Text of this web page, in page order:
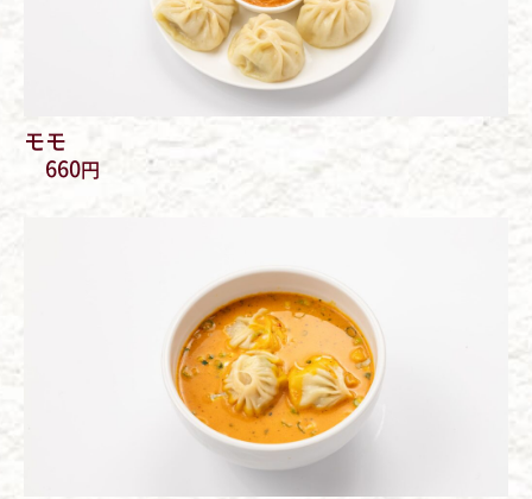
モモ
660円